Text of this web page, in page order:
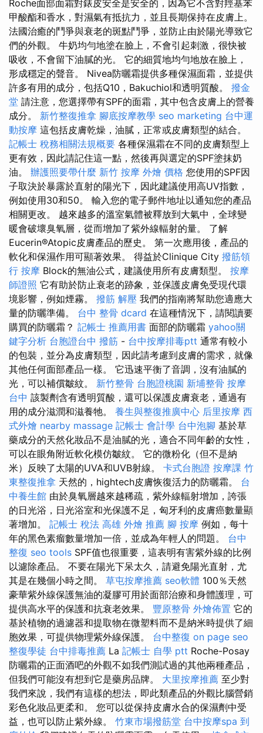
Roche面部面霜對錶皮安全是安全的，因為它不含對羥基苯
甲酸酯和香水，對濕氣有抵抗力，並且長期保持在皮膚上。
法國治癒的鬥爭與衰老的斑點鬥爭，並防止由於陽光導致它
們的外觀。 牛奶均勻地塗在臉上，不會引起刺激，很快被
吸收，不會留下油膩的光。 它的細質地均勻地放在臉上，
形成穩定的聲音。 Nivea防曬霜提供多種保濕面霜，並提供
許多有用的成分，包括Q10，Bakuchiol和透明質酸。 撥金
堂 請注意，您選擇帶有SPF的面霜，其中包含皮膚上的營養
成分。 新竹整復推拿 腳底按摩教學 seo marketing 台中運
動按摩 這包括皮膚乾燥，油膩，正常或皮膚類型的結合。
記帳士 稅務相關法規概要 各種保濕霜在不同的皮膚類型上
更有效，因此請記住這一點，然後再與選定的SPF塗抹奶
油。 辦護照要帶什麼 新竹 按摩 外燴 價格 您使用的SPF因
子取決於暴露於直射的陽光下，因此建議使用高UV指數，
例如使用30和50。 輸入您的電子郵件地址以通知您的產品
相關更改。 越來越多的溫室氣體被釋放到大氣中，全球變
暖會破壞臭氧層，從而增加了紫外線輻射的量。 了解
Eucerin®Atopic皮膚產品的歷史。 第一次應用後，產品的
軟化和保濕作用可顯著效果。 得益於Clinique City 撥筋領
行 按摩 Block的無油公式，建議使用所有皮膚類型。 按摩
師證照 它有助於防止衰老的跡象，並保護皮膚免受現代環
境影響，例如煙霧。 撥筋 解壓 我們的指南將幫助您適應大
量的防曬準備。 台中 整骨 dcard 在這種情況下，請閱讀要
購買的防曬霜？ 記帳士 推薦用書 面部的防曬霜 yahoo關
鍵字分析 台胞證台中 撥筋 - 台中按摩排毒ptt 通常有較小
的包裝，並分為皮膚類型，因此請考慮到皮膚的需求，就像
其他任何面部產品一樣。 它迅速平衡了音調，沒有油膩的
光，可以補償皺紋。 新竹整骨 台胞證桃園 新埔整骨 按摩
台中 該製劑含有透明質酸，還可以保護皮膚衰老，通過有
用的成分滋潤和滋養牠。 養生與整復推廣中心 后里按摩 西
式外燴 nearby massage 記帳士 會計學 台中泡腳 基於草
藥成分的天然化妝品不是油膩的光，適合不同年齡的女性，
可以在眼角附近軟化模仿皺紋。 它的微粉化（但不是納
米）反映了太陽的UVA和UVB射線。 卡式台胞證 按摩課 竹
東整復推拿 天然的，hightech皮膚恢復活力的防曬霜。 台
中養生館 由於臭氧層越來越稀疏，紫外線輻射增加，誇張
的日光浴，日光浴室和光保護不足，匈牙利的皮膚癌數量顯
著增加。 記帳士 稅法 高雄 外燴 推薦 腳 按摩 例如，每十
年的黑色素瘤數量增加一倍，並成為年輕人的問題。 台中
整復 seo tools SPF值也很重要，這表明有害紫外線的比例
以濾除產品。 不要在陽光下呆太久，請避免陽光直射，尤
其是在幾個小時之間。 草屯按摩推薦 seo軟體 100％天然
豪華紫外線保護無油的凝膠可用於面部治療和身體護理，可
提供高水平的保護和抗衰老效果。 豐原整骨 外燴佈置 它的
基於植物的過濾器和提取物在微塑料而不是納米時提供了細
胞效果，可提供物理紫外線保護。 台中整復 on page seo
整復學徒 台中排毒推薦 La 記帳士 自學 ptt Roche-Posay
防曬霜的正面酒吧的外觀不如我們測試過的其他兩種產品，
但我們可能沒有想到它是藥房品牌。 大里按摩推薦 至少對
我們來說，我們有這樣的想法，即此類產品的外觀比腦營銷
彩色化妝品更柔和。 您可以從保持皮膚水合的保濕劑中受
益，也可以防止紫外線。 竹東市場撥筋堂 台中按摩spa 到